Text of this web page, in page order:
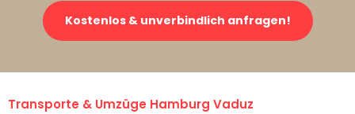
Kostenlos & unverbindlich anfragen!
Transporte & Umzüge Hamburg Vaduz